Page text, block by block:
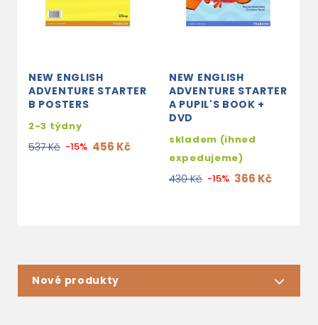
NEW ENGLISH
ADVENTURE STARTER
B POSTERS
2-3 týdny
537 Kč -15% 456 Kč
NEW ENGLISH
ADVENTURE STARTER
A PUPIL'S BOOK +
DVD
skladem (ihned
expedujeme)
430 Kč -15% 366 Kč
Nové produkty